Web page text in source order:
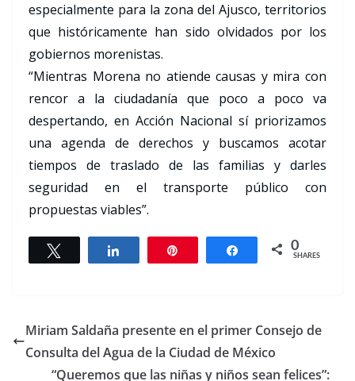
especialmente para la zona del Ajusco, territorios
que históricamente han sido olvidados por los
gobiernos morenistas.
“Mientras Morena no atiende causas y mira con
rencor a la ciudadanía que poco a poco va
despertando, en Acción Nacional sí priorizamos
una agenda de derechos y buscamos acotar
tiempos de traslado de las familias y darles
seguridad en el transporte público con
propuestas viables”.
Share 0
SHARES
Miriam Saldaña presente en el primer Consejo de
Consulta del Agua de la Ciudad de México
“Queremos que las niñas y niños sean felices”: